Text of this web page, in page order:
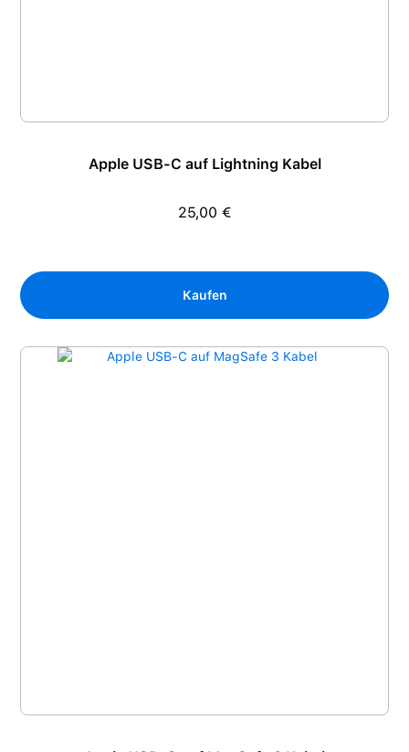
Apple USB-C auf Lightning Kabel
Regulärer Preis:
25,00 €
Kaufen